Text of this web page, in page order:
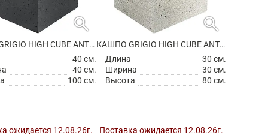
search
КАШПО GRIGIO HIGH CUBE ANTHRACITE
40 см.
40 см.
100 см.
ожидается 12.08.26г.
search
КАШПО GRIGIO HIGH CUBE ANTIQUE WHITE
Длина
30 см.
Ширина
30 см.
Высота
80 см.
Поставка ожидается 12.08.26г.